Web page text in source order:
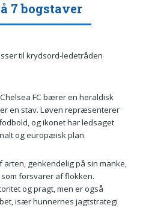
7 bogstaver
til krydsord-ledetråden
FC bærer en heraldisk
en stav. Løven repræsenterer
og ikonet har ledsaget
og europæisk plan.
arten, genkendelig på sin manke,
forsvarer af flokken.
og pragt, men er også
især hunnernes jagtstrategi